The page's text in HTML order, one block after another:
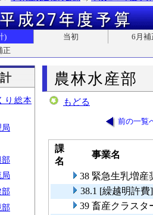
) 当初
6月補
正
り総本
部
部
部
農林水産部
もどる
前の一覧
課
名
事業名
38 緊急生乳増産
38.1 [繰越明許
39 畜産クラスタ